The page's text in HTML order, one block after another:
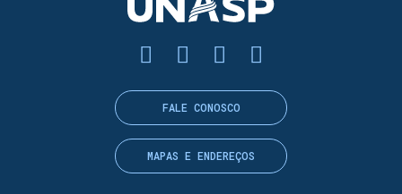
FALE CONOSCO
MAPAS E ENDEREÇOS